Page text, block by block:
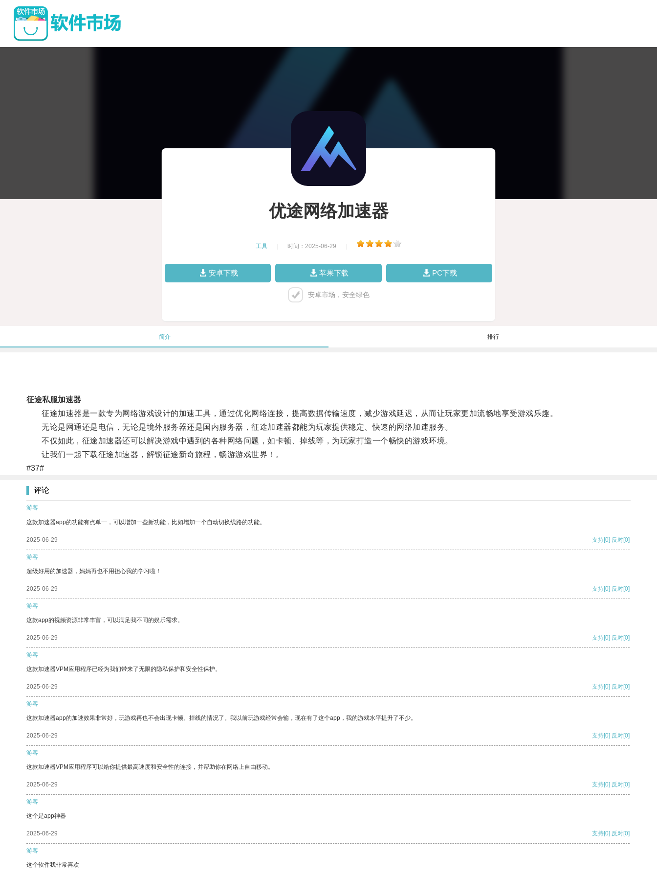
优途网络加速器
工具 时间：2025-06-29
安卓下载 苹果下载 PC下载
安卓市场，安全绿色
简介 排行
征途私服加速器
征途加速器是一款专为网络游戏设计的加速工具，通过优化网络连接，提高数据传输速度，减少游戏延迟，从而让玩家更加流畅地享受游戏乐趣。
无论是网通还是电信，无论是境外服务器还是国内服务器，征途加速器都能为玩家提供稳定、快速的网络加速服务。
不仅如此，征途加速器还可以解决游戏中遇到的各种网络问题，如卡顿、掉线等，为玩家打造一个畅快的游戏环境。
让我们一起下载征途加速器，解锁征途新奇旅程，畅游游戏世界！。
#37#
评论
游客
这款加速器app的功能有点单一，可以增加一些新功能，比如增加一个自动切换线路的功能。
2025-06-29 支持[0] 反对[0]
游客
超级好用的加速器，妈妈再也不用担心我的学习啦！
2025-06-29 支持[0] 反对[0]
游客
这款app的视频资源非常丰富，可以满足我不同的娱乐需求。
2025-06-29 支持[0] 反对[0]
游客
这款加速器VPM应用程序已经为我们带来了无限的隐私保护和安全性保护。
2025-06-29 支持[0] 反对[0]
游客
这款加速器app的加速效果非常好，玩游戏再也不会出现卡顿、掉线的情况了。我以前玩游戏经常会输，现在有了这个app，我的游戏水平提升了不少。
2025-06-29 支持[0] 反对[0]
游客
这款加速器VPM应用程序可以给你提供最高速度和安全性的连接，并帮助你在网络上自由移动。
2025-06-29 支持[0] 反对[0]
游客
这个是app神器
2025-06-29 支持[0] 反对[0]
游客
这个软件我非常喜欢